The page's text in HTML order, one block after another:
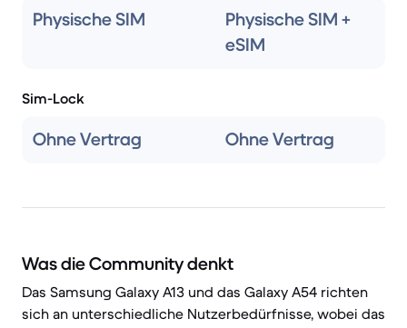
Physische SIM
Physische SIM +
eSIM
Sim-Lock
Ohne Vertrag Ohne Vertrag
Was die Community denkt
Das Samsung Galaxy A13 und das Galaxy A54 richten
sich an unterschiedliche Nutzerbedürfnisse, wobei das